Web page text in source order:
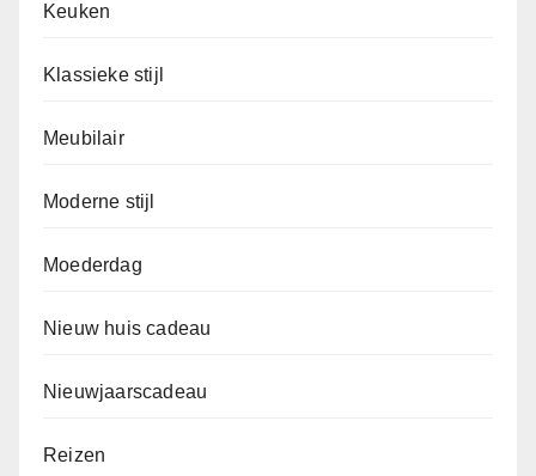
Keuken
Klassieke stijl
Meubilair
Moderne stijl
Moederdag
Nieuw huis cadeau
Nieuwjaarscadeau
Reizen